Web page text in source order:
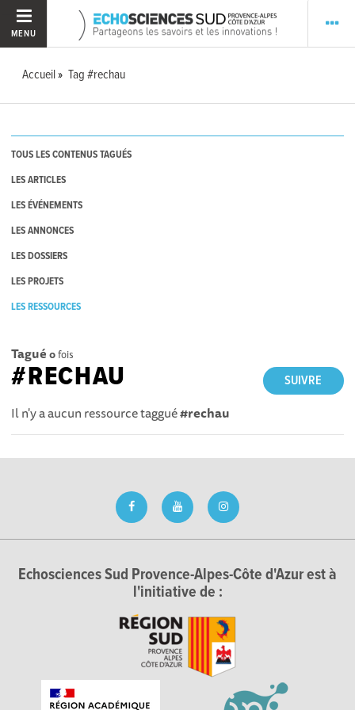
MENU
Accueil Tag #rechau
TOUS LES CONTENUS TAGUÉS
LES ARTICLES
LES ÉVÉNEMENTS
LES ANNONCES
LES DOSSIERS
LES PROJETS
LES RESSOURCES
Tagué 0fois
SUIVRE
#RECHAU
Il n'y a aucun ressource taggué#rechau
Echosciences Sud Provence-Alpes-Côte d'Azur est à
l'initiative de :